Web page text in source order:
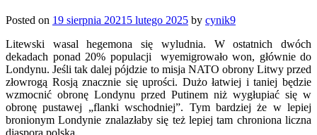
Posted on 19 sierpnia 2021 5 lutego 2025 by cynik9
Litewski wasal hegemona się wyludnia. W ostatnich dwóch
dekadach ponad 20% populacji wyemigrowało won, głównie do
Londynu. Jeśli tak dalej pójdzie to misja NATO obrony Litwy przed
złowrogą Rosją znacznie się uprości. Dużo łatwiej i taniej będzie
wzmocnić obronę Londynu przed Putinem niż wygłupiać się w
obronę pustawej „flanki wschodniej”. Tym bardziej że w lepiej
bronionym Londynie znalazłaby się też lepiej tam chroniona liczna
diaspora polska.